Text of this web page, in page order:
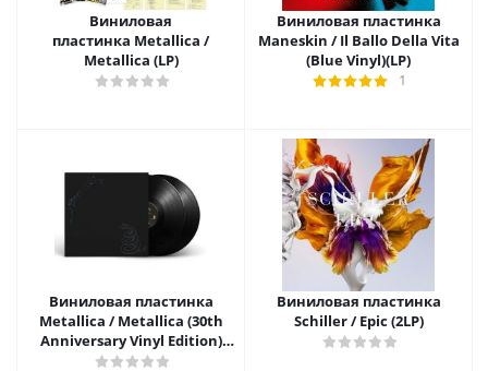
Виниловая
пластинка Metallica /
Metallica (LP)
Виниловая пластинка
Maneskin / Il Ballo Della Vita
(Blue Vinyl)(LP)
1
Виниловая пластинка
Metallica / Metallica (30th
Anniversary Vinyl Edition)
(2LP)
Виниловая пластинка
Schiller / Epic (2LP)